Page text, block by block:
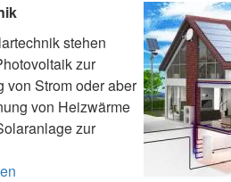
stehen
zur
von Strom oder aber
von Heizwärme
zur